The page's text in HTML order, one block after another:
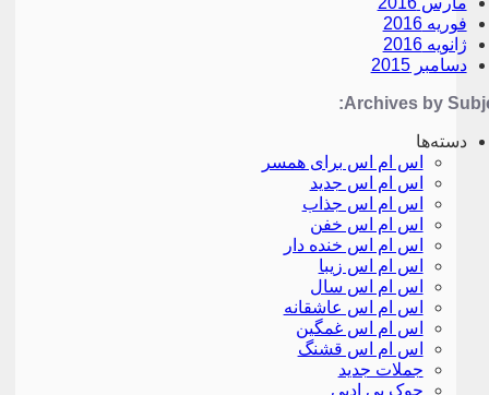
فوریه 2016
ژانویه 2016
دسامبر 2015
Archives by
دسته‌ها
اس ام اس برای همسر
اس ام اس جدید
اس ام اس جذاب
اس ام اس خفن
اس ام اس خنده دار
اس ام اس زیبا
اس ام اس سال
اس ام اس عاشقانه
اس ام اس غمگین
اس ام اس قشنگ
جملات جدید
جوک بی ادبی